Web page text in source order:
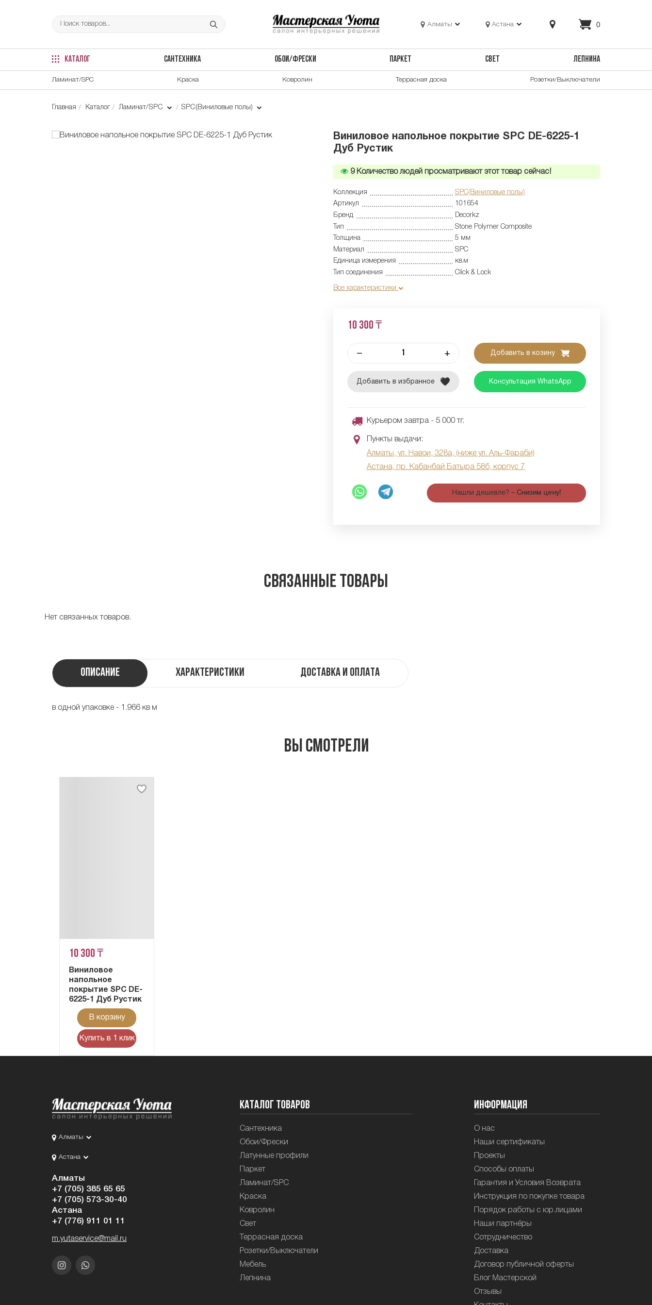
Алматы Астана 0
КАТАЛОГ САНТЕХНИКА ОБОИ/ФРЕСКИ ПАРКЕТ СВЕТ ЛЕПНИНА
Ламинат/SPC Краска Ковролин Террасная доска Розетки/Выключатели
Главная Каталог Ламинат/SPC SPC(Виниловые полы)
Виниловое напольное покрытие SPC DE-6225-1
Дуб Рустик
9Количество людей просматривают этот товар сейчас!
Коллекция
SPC(Виниловые полы)
Артикул
101654
Бренд
Decorkz
Тип
Stone Polymer Composite
Толщина
5 мм
Материал
SPC
Единица измерения
кв.м
Тип соединения
Click & Lock
Все характеристики
10 300 ₸
– + Добавить в козину
Добавить в избранное Консультация WhatsApp
Курьером завтра - 5 000 тг.
Пункты выдачи:
Алматы, ул. Навои, 328а, (ниже ул. Аль-Фараби)
Астана, пр. Кабанбай Батыра 58б, корпус 7
Нашли дешевле? – Снизим цену!
Связанные товары
Нет связанных товаров.
Описание Характеристики Доставка и оплата
в одной упаковке - 1.966 кв м
Вы смотрели
10 300 ₸
Виниловое
напольное
покрытие SPC DE-
6225-1 Дуб Рустик
В корзину
Купить в 1 клик
Алматы
Астана
Алматы
+7 (705) 385 65 65
+7 (705) 573-30-40
Астана
+7 (776) 911 01 11
m.yutaservice@mail.ru
Каталог товаров
Сантехника
Обои/Фрески
Латунные профили
Паркет
Ламинат/SPC
Краска
Ковролин
Свет
Террасная доска
Розетки/Выключатели
Мебель
Лепнина
Информация
О нас
Наши сертификаты
Проекты
Способы оплаты
Гарантия и Условия Возврата
Инструкция по покупке товара
Порядок работы с юр.лицами
Наши партнёры
Сотрудничество
Доставка
Договор публичной оферты
Блог Мастерской
Отзывы